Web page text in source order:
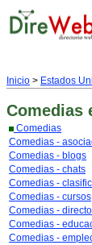
Inicio > Estados
Comedias
Comedias
Comedias -
Comedias - blogs
Comedias - chats
Comedias -
Comedias - cursos
Comedias -
Comedias -
Comedias -